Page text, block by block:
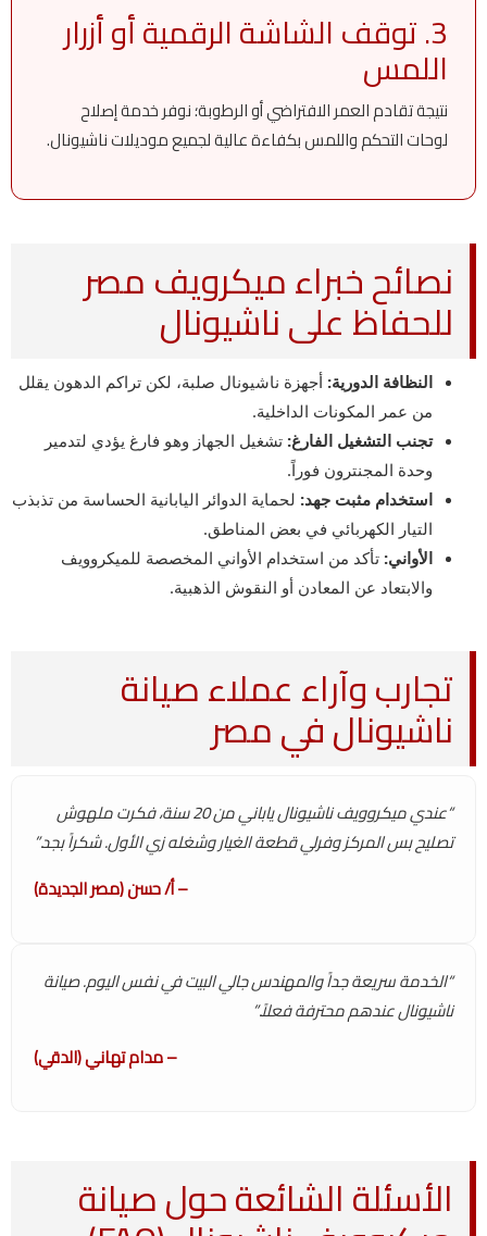
3. توقف الشاشة الرقمية أو أزرار
اللمس
نتيجة تقادم العمر الافتراضي أو الرطوبة؛ نوفر خدمة إصلاح
لوحات التحكم واللمس بكفاءة عالية لجميع موديلات ناشيونال.
نصائح خبراء ميكرويف مصر
للحفاظ على ناشيونال
النظافة الدورية: أجهزة ناشيونال صلبة، لكن تراكم الدهون يقلل
من عمر المكونات الداخلية.
تجنب التشغيل الفارغ: تشغيل الجهاز وهو فارغ يؤدي لتدمير
وحدة المجنترون فوراً.
استخدام مثبت جهد: لحماية الدوائر اليابانية الحساسة من تذبذب
التيار الكهربائي في بعض المناطق.
الأواني: تأكد من استخدام الأواني المخصصة للميكروويف
والابتعاد عن المعادن أو النقوش الذهبية.
تجارب وآراء عملاء صيانة
ناشيونال في مصر
“عندي ميكروويف ناشيونال ياباني من 20 سنة، فكرت ملهوش
تصليح بس المركز وفرلي قطعة الغيار وشغله زي الأول. شكراً بجد.”
– أ/ حسن (مصر الجديدة)
“الخدمة سريعة جداً والمهندس جالي البيت في نفس اليوم. صيانة
ناشيونال عندهم محترفة فعلاً.”
– مدام تهاني (الدقي)
الأسئلة الشائعة حول صيانة